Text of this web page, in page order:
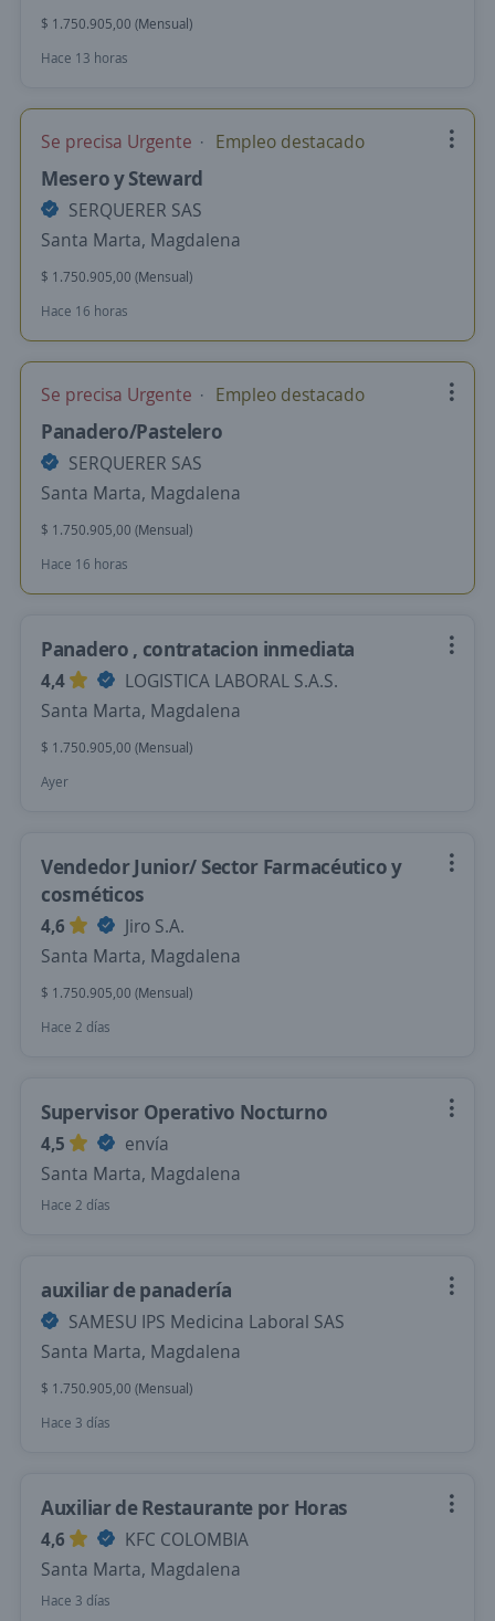
$ 1.750.905,00 (Mensual)
Hace 13 horas
Se precisa Urgente Empleo destacado
Mesero y Steward
SERQUERER SAS
Santa Marta, Magdalena
$ 1.750.905,00 (Mensual)
Hace 16 horas
Se precisa Urgente Empleo destacado
Panadero/Pastelero
SERQUERER SAS
Santa Marta, Magdalena
$ 1.750.905,00 (Mensual)
Hace 16 horas
Panadero , contratacion inmediata
4,4
LOGISTICA LABORAL S.A.S.
Santa Marta, Magdalena
$ 1.750.905,00 (Mensual)
Ayer
Vendedor Junior/ Sector Farmacéutico y
cosméticos
4,6
Jiro S.A.
Santa Marta, Magdalena
$ 1.750.905,00 (Mensual)
Hace 2 días
Supervisor Operativo Nocturno
4,5
envía
Santa Marta, Magdalena
Hace 2 días
auxiliar de panadería
SAMESU IPS Medicina Laboral SAS
Santa Marta, Magdalena
$ 1.750.905,00 (Mensual)
Hace 3 días
Auxiliar de Restaurante por Horas
4,6
KFC COLOMBIA
Santa Marta, Magdalena
Hace 3 días